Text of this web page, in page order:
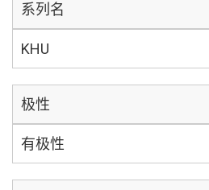
系列名
KHU
极性
有极性